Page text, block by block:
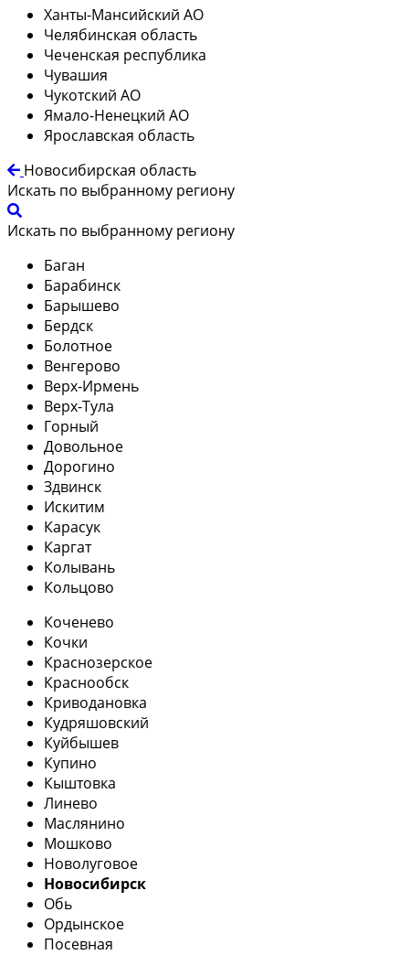
Ханты-Мансийский АО
Челябинская область
Чеченская республика
Чувашия
Чукотский АО
Ямало-Ненецкий АО
Ярославская область
Новосибирская область
Искать по выбранному региону
Искать по выбранному региону
Баган
Барабинск
Барышево
Бердск
Болотное
Венгерово
Верх-Ирмень
Верх-Тула
Горный
Довольное
Дорогино
Здвинск
Искитим
Карасук
Каргат
Колывань
Кольцово
Коченево
Кочки
Краснозерское
Краснообск
Криводановка
Кудряшовский
Куйбышев
Купино
Кыштовка
Линево
Маслянино
Мошково
Новолуговое
Новосибирск
Обь
Ордынское
Посевная